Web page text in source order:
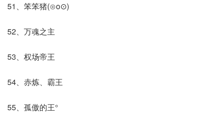
51、笨笨猪(⊙o⊙)
52、万魂之主
53、权场帝王
54、赤炼、霸王
55、孤傲的王°